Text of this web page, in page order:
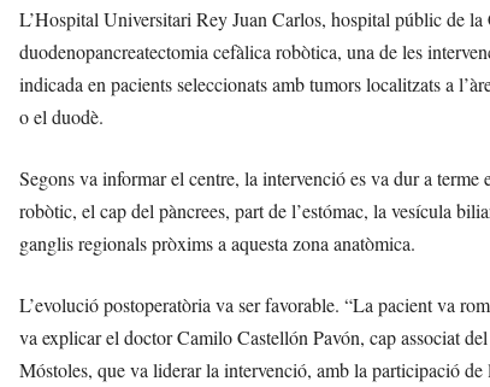
L’Hospital Universitari Rey Juan Carlos, hospital públic de
duodenopancreatectomia cefàlica robòtica, una de les
indicada en pacients seleccionats amb tumors localitzats a
o el duodè.
Segons va informar el centre, la intervenció es va dur a
robòtic, el cap del pàncrees, part de l’estómac, la vesícula
ganglis regionals pròxims a aquesta zona anatòmica.
L’evolució postoperatòria va ser favorable. “La pacient va
va explicar el doctor Camilo Castellón Pavón, cap associat
Móstoles, que va liderar la intervenció, amb la participació